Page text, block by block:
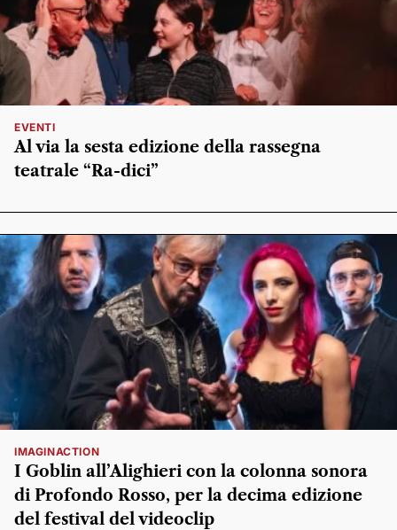
EVENTI
Al via la sesta edizione della rassegna
teatrale “Ra-dici”
IMAGINACTION
I Goblin all’Alighieri con la colonna sonora
di Profondo Rosso, per la decima edizione
del festival del videoclip